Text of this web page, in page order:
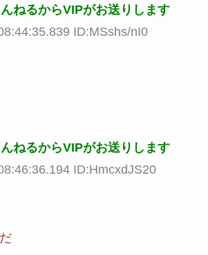
ねるからVIPがお送りします
ID:MSshs/nI0
ねるからVIPがお送りします
ID:HmcxdJS20